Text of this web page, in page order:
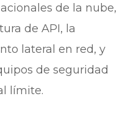
de la nube,
de API, la
lateral en red, y
de seguridad
límite.